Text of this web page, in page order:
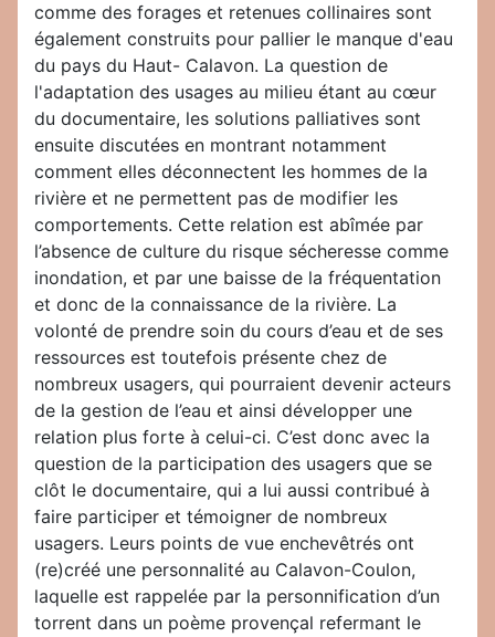
comme des forages et retenues collinaires sont
également construits pour pallier le manque d'eau
du pays du Haut- Calavon. La question de
l'adaptation des usages au milieu étant au cœur
du documentaire, les solutions palliatives sont
ensuite discutées en montrant notamment
comment elles déconnectent les hommes de la
rivière et ne permettent pas de modifier les
comportements. Cette relation est abîmée par
l’absence de culture du risque sécheresse comme
inondation, et par une baisse de la fréquentation
et donc de la connaissance de la rivière. La
volonté de prendre soin du cours d’eau et de ses
ressources est toutefois présente chez de
nombreux usagers, qui pourraient devenir acteurs
de la gestion de l’eau et ainsi développer une
relation plus forte à celui-ci. C’est donc avec la
question de la participation des usagers que se
clôt le documentaire, qui a lui aussi contribué à
faire participer et témoigner de nombreux
usagers. Leurs points de vue enchevêtrés ont
(re)créé une personnalité au Calavon-Coulon,
laquelle est rappelée par la personnification d’un
torrent dans un poème provençal refermant le